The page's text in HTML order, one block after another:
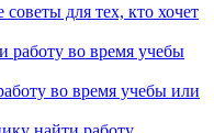
для тех, кто хочет
во время учебы или